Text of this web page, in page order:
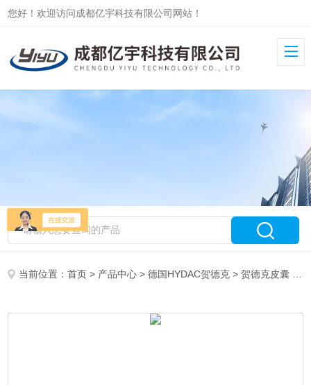
您好！欢迎访问成都亿宇科技有限公司网站！
当前位置：首页 > 产品中心 >德国HYDAC贺德克 >贺德克皮囊